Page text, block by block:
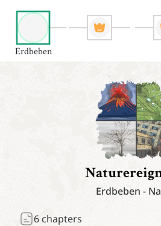
Erdbeben
Erdbeben -
6 chapters